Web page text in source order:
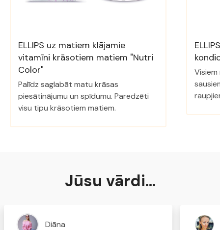
ELLIPS uz matiem klājamie
vitamīni krāsotiem matiem "Nutri
Color"
Palīdz saglabāt matu krāsas
piesātinājumu un spīdumu. Paredzēti
visu tipu krāsotiem matiem.
Jūsu vārdi…
Diāna